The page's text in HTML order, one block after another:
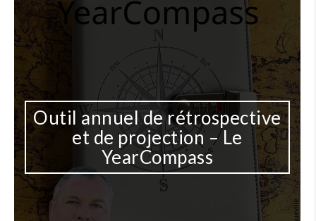
Outil annuel de rétrospective
et de projection – Le
YearCompass